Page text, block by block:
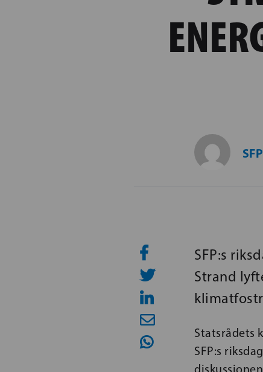
SFP
SFP:s
Strand
Statsrådets
SFP:s